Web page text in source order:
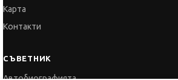
Карта
Контакти
СЪВЕТНИК